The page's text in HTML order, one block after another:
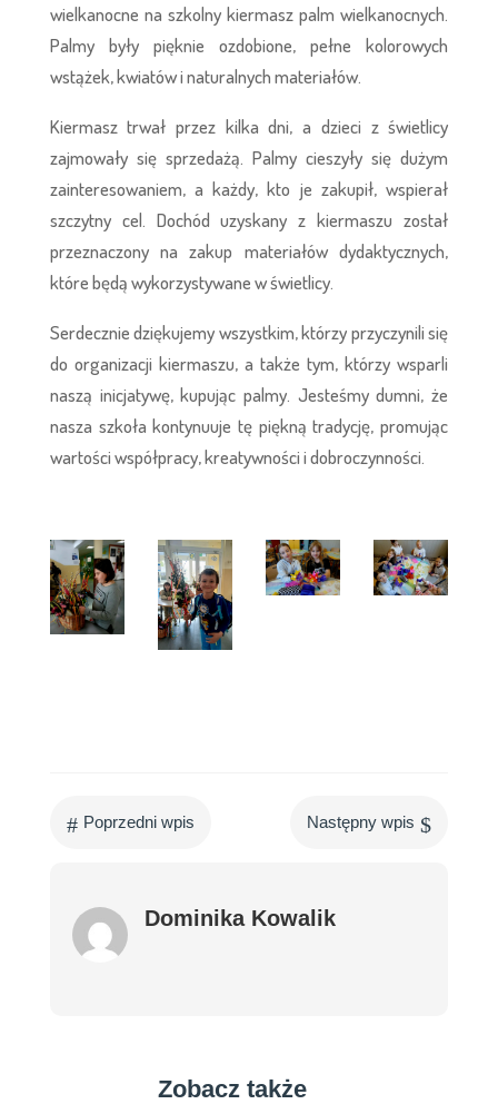
wielkanocne na szkolny kiermasz palm wielkanocnych.
Palmy były pięknie ozdobione, pełne kolorowych
wstążek, kwiatów i naturalnych materiałów.
Kiermasz trwał przez kilka dni, a dzieci z świetlicy
zajmowały się sprzedażą. Palmy cieszyły się dużym
zainteresowaniem, a każdy, kto je zakupił, wspierał
szczytny cel. Dochód uzyskany z kiermaszu został
przeznaczony na zakup materiałów dydaktycznych,
które będą wykorzystywane w świetlicy.
Serdecznie dziękujemy wszystkim, którzy przyczynili się
do organizacji kiermaszu, a także tym, którzy wsparli
naszą inicjatywę, kupując palmy. Jesteśmy dumni, że
nasza szkoła kontynuuje tę piękną tradycję, promując
wartości współpracy, kreatywności i dobroczynności.
# Poprzedni wpis Następny wpis $
Dominika Kowalik
Zobacz także